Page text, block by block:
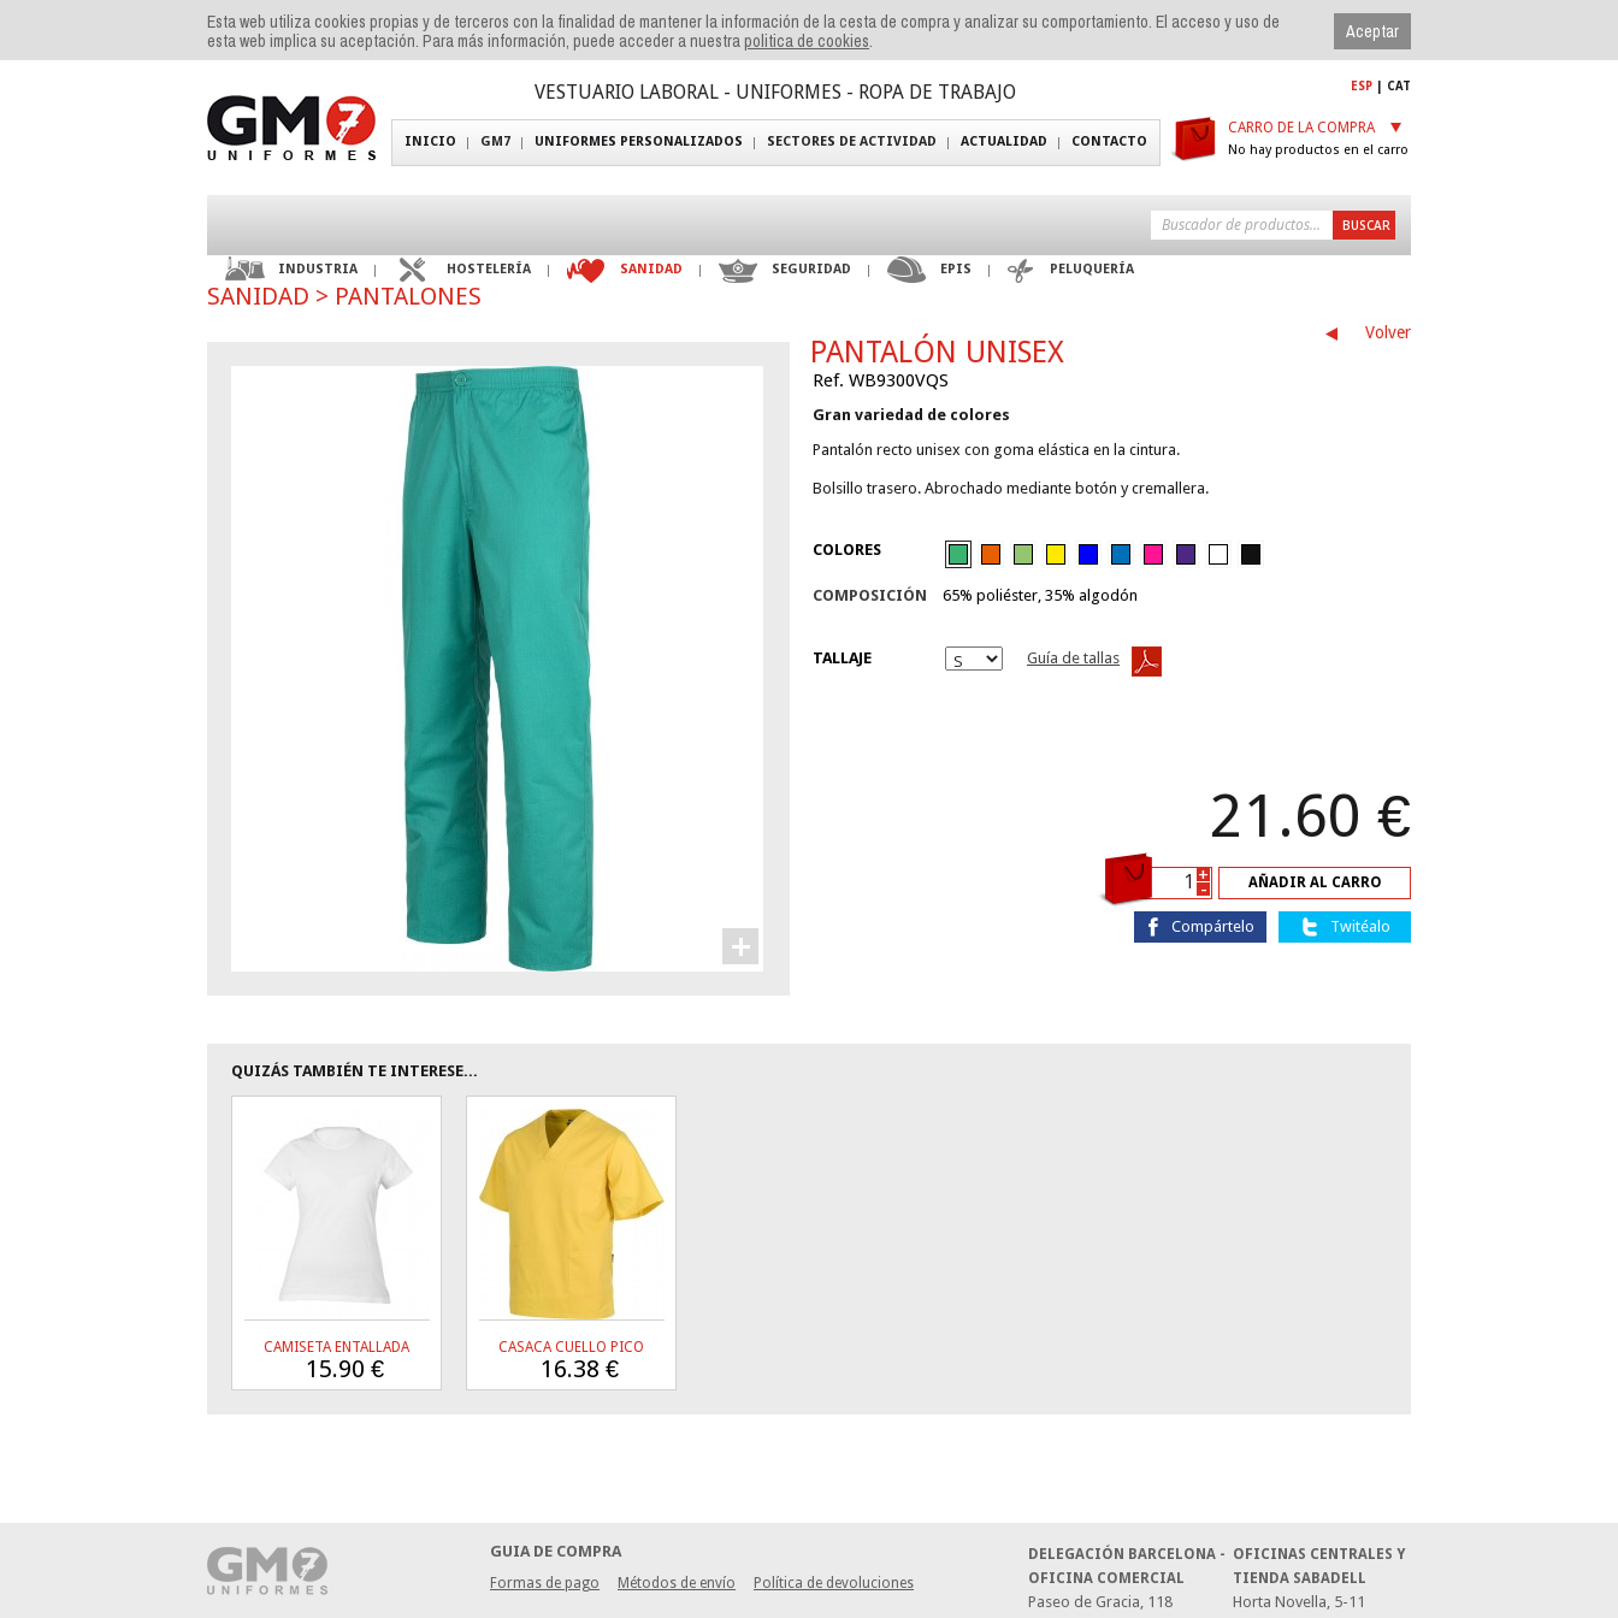
Esta web utiliza cookies propias y de terceros con la finalidad de mantener la información de la cesta de compra y analizar su comportamiento. El acceso y uso de
esta web implica su aceptación. Para más información, puede acceder a nuestrapolitica de cookies.
VESTUARIO LABORAL - UNIFORMES - ROPA DE TRABAJO ESP CAT
CARRO DE LA COMPRA
No hay productos en el carro
INICIO GM7 UNIFORMES PERSONALIZADOS SECTORES DE ACTIVIDAD ACTUALIDAD CONTACTO
INDUSTRIA HOSTELERÍA SANIDAD SEGURIDAD EPIS PELUQUERÍA
SANIDAD > PANTALONES
Volver
PANTALÓN UNISEX
Ref. WB9300VQS
Gran variedad de colores
Pantalón recto unisex con goma elástica en la cintura.
Bolsillo trasero. Abrochado mediante botón y cremallera.
COLORES
COMPOSICIÓN 65% poliéster, 35% algodón
TALLAJE Guía de tallas
21.60 €
AÑADIR AL CARRO
+
-
Compártelo Twitéalo
QUIZÁS TAMBIÉN TE INTERESE...
CAMISETA ENTALLADA
15.90 €
CASACA CUELLO PICO
16.38 €
OFICINAS CENTRALES Y
TIENDA SABADELL
Horta Novella, 5-11
DELEGACIÓN BARCELONA -
OFICINA COMERCIAL
Paseo de Gracia, 118
GUIA DE COMPRA
Formas de pago Métodos de envío Política de devoluciones